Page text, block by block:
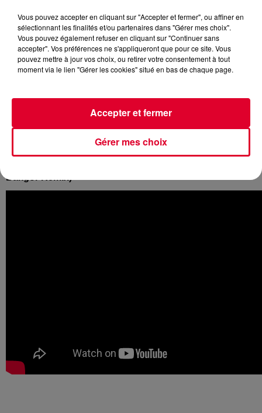
Titres exclusifs FG
Crédit :Titres exclusifs FG
Radio FG vous fait découvrir chaque semaine sur son
antenne des titres exclusifs !
En ce moment, découvrez :
Bakgor Remix)
Vous pouvez accepter en cliquant sur "Accepter et fermer", ou affiner en
sélectionnant les finalités et/ou partenaires dans "Gérer mes choix".
Vous pouvez également refuser en cliquant sur "Continuer sans
accepter". Vos préférences ne s'appliqueront que pour ce site. Vous
pouvez mettre à jour vos choix, ou retirer votre consentement à tout
moment via le lien "Gérer les cookies" situé en bas de chaque page.
Gérer mes choix
Accepter et fermer